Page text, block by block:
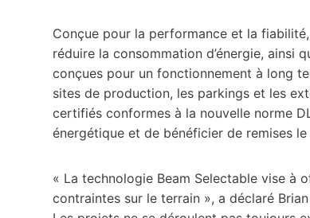
Conçue pour la performance et la
réduire la consommation d’énergie, ainsi
conçues pour un fonctionnement à long
sites de production, les parkings et les
certifiés conformes à la nouvelle norme
énergétique et de bénéficier de remises le
« La technologie Beam Selectable vise à
contraintes sur le terrain », a déclaré